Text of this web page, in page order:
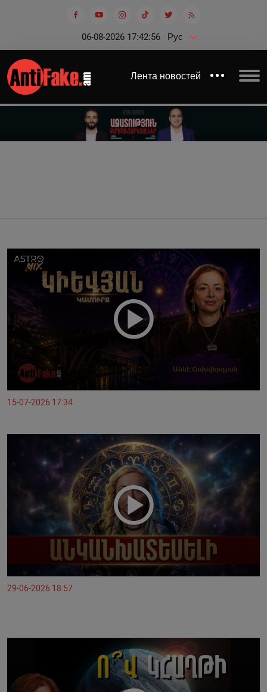
06-08-2026 17:42:56 Рус
Лента новостей
15-07-2026 17:34
29-06-2026 18:57